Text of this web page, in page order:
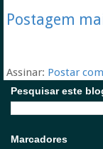
Postagem
Assinar: Postar
Pesquisar este
Marcadores